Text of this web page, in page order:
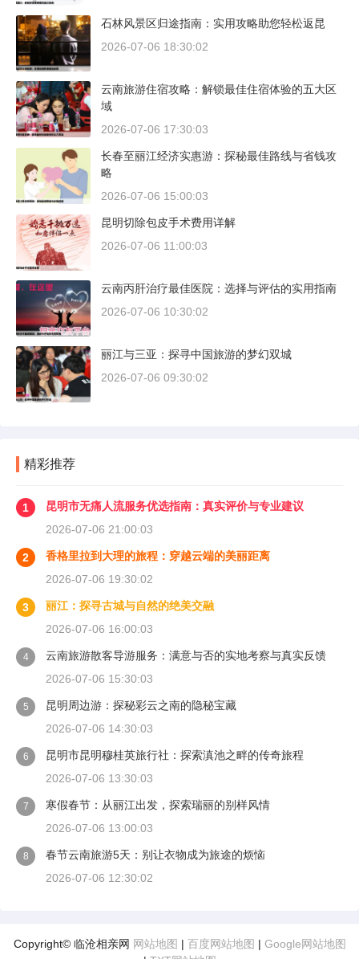
石林风景区归途指南：实用攻略助您轻松返昆
2026-07-06 18:30:02
云南旅游住宿攻略：解锁最佳住宿体验的五大区
域
2026-07-06 17:30:03
长春至丽江经济实惠游：探秘最佳路线与省钱攻
略
2026-07-06 15:00:03
昆明切除包皮手术费用详解
2026-07-06 11:00:03
云南丙肝治疗最佳医院：选择与评估的实用指南
2026-07-06 10:30:02
丽江与三亚：探寻中国旅游的梦幻双城
2026-07-06 09:30:02
精彩推荐
1
昆明市无痛人流服务优选指南：真实评价与专业建议
2026-07-06 21:00:03
2
香格里拉到大理的旅程：穿越云端的美丽距离
2026-07-06 19:30:02
3
丽江：探寻古城与自然的绝美交融
2026-07-06 16:00:03
4
云南旅游散客导游服务：满意与否的实地考察与真实反馈
2026-07-06 15:30:03
5
昆明周边游：探秘彩云之南的隐秘宝藏
2026-07-06 14:30:03
6
昆明市昆明穆桂英旅行社：探索滇池之畔的传奇旅程
2026-07-06 13:30:03
7
寒假春节：从丽江出发，探索瑞丽的别样风情
2026-07-06 13:00:03
8
春节云南旅游5天：别让衣物成为旅途的烦恼
2026-07-06 12:30:02
Copyright© 临沧相亲网 网站地图 | 百度网站地图 | Google网站地图